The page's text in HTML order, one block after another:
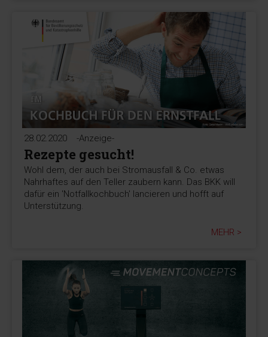
28.02.2020 -Anzeige-
Rezepte gesucht!
Wohl dem, der auch bei Stromausfall & Co. etwas
Nahrhaftes auf den Teller zaubern kann. Das BKK will
dafür ein 'Notfallkochbuch' lancieren und hofft auf
Unterstützung.
MEHR >